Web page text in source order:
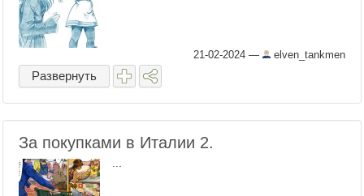
21-02-2024 — elven_tankmen
Развернуть
За покупками в Италии 2.